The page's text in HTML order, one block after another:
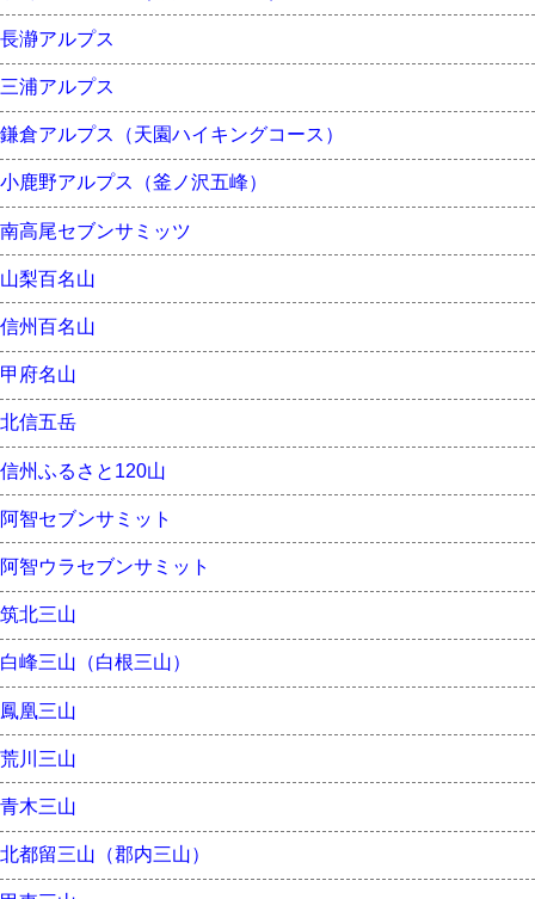
長瀞アルプス
三浦アルプス
鎌倉アルプス（天園ハイキングコース）
小鹿野アルプス（釜ノ沢五峰）
南高尾セブンサミッツ
山梨百名山
信州百名山
甲府名山
北信五岳
信州ふるさと120山
阿智セブンサミット
阿智ウラセブンサミット
筑北三山
白峰三山（白根三山）
鳳凰三山
荒川三山
青木三山
北都留三山（郡内三山）